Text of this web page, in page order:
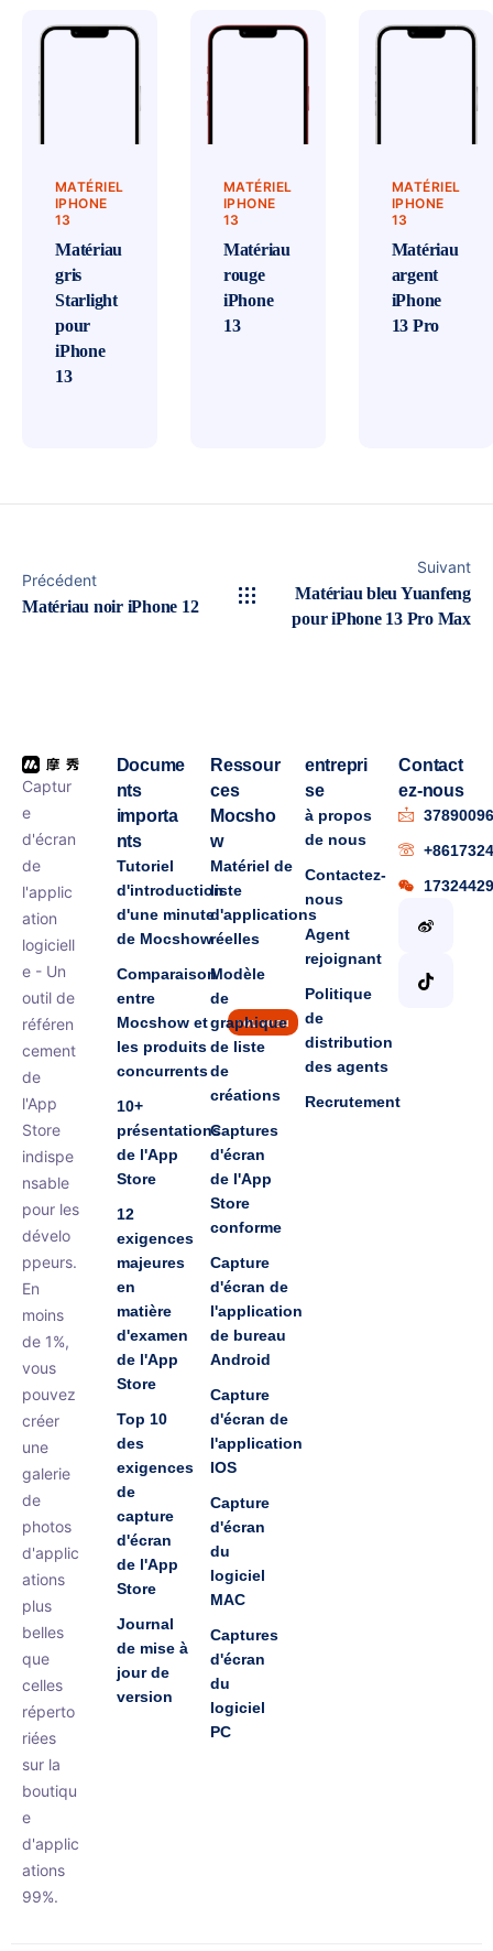
MATÉRIEL
IPHONE
13
Matériau
gris
Starlight
pour
iPhone
13
MATÉRIEL
IPHONE
13
Matériau
rouge
iPhone
13
MATÉRIEL
IPHONE
13
Matériau
argent
iPhone
13 Pro
Précédent
Matériau noir iPhone 12
Suivant
Matériau bleu Yuanfeng
pour iPhone 13 Pro Max
Captur
e
d'écran
de
l'applic
ation
logiciell
e - Un
outil de
référen
cement
de
l'App
Store
indispe
nsable
pour les
dévelo
ppeurs.
En
moins
de 1%,
vous
pouvez
créer
une
galerie
de
photos
d'applic
ations
plus
belles
que
celles
réperto
riées
sur la
boutiqu
e
d'applic
ations
99%.
Docume
nts
importa
nts
Tutoriel
d'introduction
d'une minute
de Mocshow
Comparaison
entre
Mocshow et
les produits
concurrents
nouveau
10+
présentations
de l'App
Store
12
exigences
majeures
en
matière
d'examen
de l'App
Store
Top 10
des
exigences
de
capture
d'écran
de l'App
Store
Journal
de mise à
jour de
version
Ressour
ces
Mocsho
w
Matériel de
liste
d'applications
réelles
Modèle
de
graphique
de liste
de
créations
Captures
d'écran
de l'App
Store
conforme
Capture
d'écran de
l'application
de bureau
Android
Capture
d'écran de
l'application
IOS
Capture
d'écran
du
logiciel
MAC
Captures
d'écran
du
logiciel
PC
entrepri
se
à propos
de nous
Contactez-
nous
Agent
rejoignant
Politique
de
distribution
des agents
Recrutement
Contact
ez-nous